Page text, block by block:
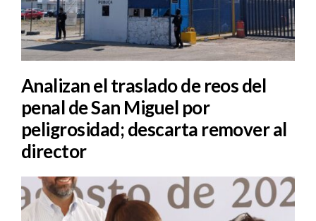
Analizan el traslado de reos del
penal de San Miguel por
peligrosidad; descarta remover al
director